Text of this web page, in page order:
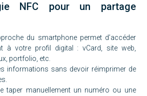
NFC pour un partage
du smartphone permet d’accéder
à votre profil digital : vCard, site web,
portfolio, etc.
informations sans devoir réimprimer de
taper manuellement un numéro ou une